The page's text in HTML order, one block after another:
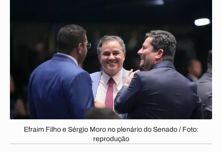
Efraim Filho e Sérgio Moro no plenário do Senado / Foto:
reprodução